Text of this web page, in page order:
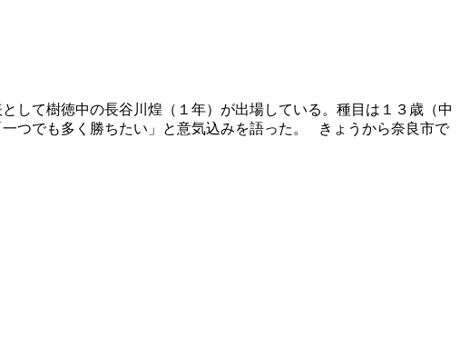
して樹徳中の長谷川煌（１年）が出場している。種目は１３歳（中
つでも多く勝ちたい」と意気込みを語った。 きょうから奈良市で